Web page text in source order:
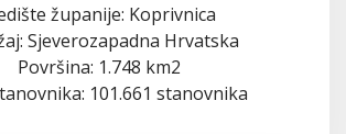
županije: Koprivnica
Sjeverozapadna Hrvatska
Površina: 1.748 km2
101.661 stanovnika